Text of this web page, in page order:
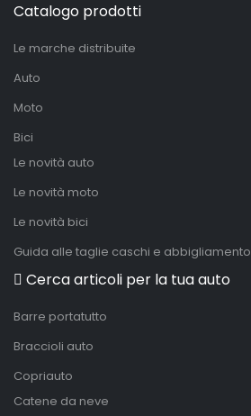
Catalogo prodotti
Le marche distribuite
Auto
Moto
Bici
Le novità auto
Le novità moto
Le novità bici
Guida alle taglie caschi e abbigliamento
Cerca articoli per la tua auto
Barre portatutto
Braccioli auto
Copriauto
Catene da neve